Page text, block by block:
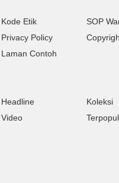
Kode Etik
SOP
Privacy Policy
Laman Contoh
Headline
Koleksi
Video